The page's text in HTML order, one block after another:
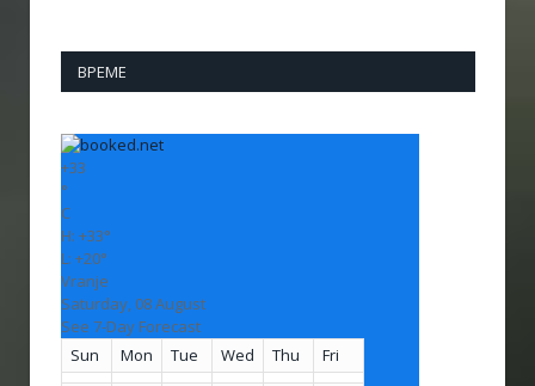
ВРЕМЕ
+33
°
C
H: +33°
L: +20°
Vranje
Saturday, 08 August
See 7-Day Forecast
Sun
Mon Tue Wed Thu Fri